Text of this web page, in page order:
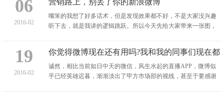
06
2016-02
营销路上，别丢了你的新浪微博
嘴笨的我想了好多话术，但是发现效果都不好，不是大家没兴趣
听下去，就是我讲的逻辑跳跃。所以今天先给大家带来一张图，
19
2016-02
你觉得微博现在还有用吗?我和我的同事们现在都
不怎么玩微博了!
诚然，相比当前如日中天的微信，风生水起的直播APP，微博似
乎已经英雄迟暮，渐渐淡出了甲方市场部的视线，甚至于要感谢